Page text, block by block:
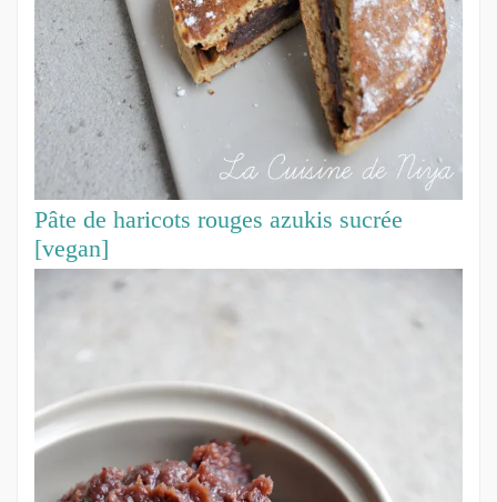
Pâte de haricots rouges azukis sucrée
[vegan]